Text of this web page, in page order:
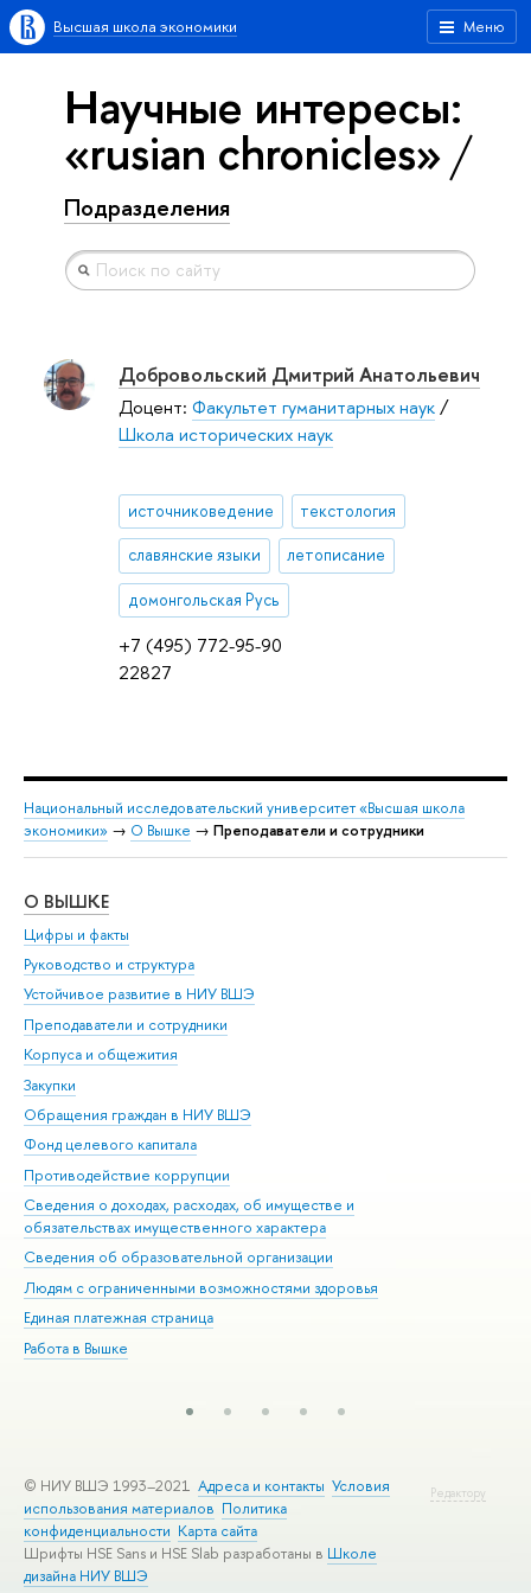
Меню
Высшая школа экономики
Научные интересы:
«rusian chronicles»
Подразделения
+7 (495) 772-95-90
22827
Добровольский Дмитрий Анатольевич
Доцент: Факультет гуманитарных наук/
Школа исторических наук
источниковедение текстология
славянские языки летописание
домонгольская Русь
Национальный исследовательский университет «Высшая школа
экономики» → О Вышке → Преподаватели и сотрудники
О ВЫШКЕ
Цифры и факты
Руководство и структура
Устойчивое развитие в НИУ ВШЭ
Преподаватели и сотрудники
Корпуса и общежития
Закупки
Обращения граждан в НИУ ВШЭ
Фонд целевого капитала
Противодействие коррупции
Сведения о доходах, расходах, об имуществе и
обязательствах имущественного характера
Сведения об образовательной организации
Людям с ограниченными возможностями здоровья
Единая платежная страница
Работа в Вышке
Редактору
© НИУ ВШЭ 1993–2021 Адреса и контакты Условия
использования материалов Политика
конфиденциальности Карта сайта
Шрифты HSE Sans и HSE Slab разработаны в Школе
дизайна НИУ ВШЭ